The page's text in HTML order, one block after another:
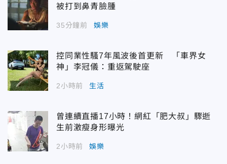
被打到鼻青臉腫
35分鐘前 娛樂
控同業性騷7年風波後首更新 「車界女
神」李冠儀：重返駕駛座
2小時前 生活
曾連續直播17小時！網紅「肥大叔」驟逝
生前激瘦身形曝光
2小時前 娛樂